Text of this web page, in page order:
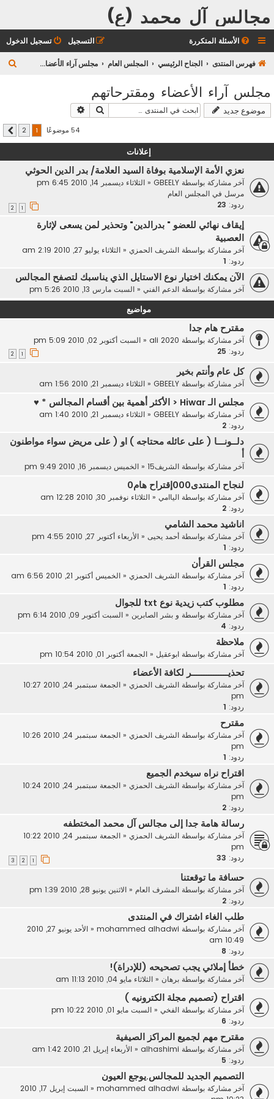
مجالس آل محمد (ع)
الأسئلة المتكررة تسجيل الدخول التسجيل
فهرس المنتدى الجناح الرئيسي المجلس العام مجلس آراء الأعضاء ومقترحاتهم
ب
مجلس آراء الأعضاء ومقترحاتهم
موضوع جديد بحث
54 موضوعًا 2 التالي
إعلانات
نعزي الأمة الإسلامية بوفاة السيد العلامة/ بدر الدين الحوثي
آخر مشاركة بواسطة GBEELY
« الثلاثاء ديسمبر 14, 2010 6:45 pm
مرسل في المجلس العام
ردود: 23
إيقاف نهائي للعضو " بدرالدين" وتحذير لمن يسعى لإثارة
العصبية
آخر مشاركة بواسطة الشريف الحمزي« الثلاثاء يوليو 27, 2010 2:19 am
ردود:
الآن يمكنك اختيار نوع الاستايل الذي يناسبك لتصفح المجالس
آخر مشاركة بواسطة الدعم الفني « السبت مارس 13, 2010 5:26 pm
مواضيع
مقترح هام جدا
آخر مشاركة بواسطة ali 2020
« السبت أكتوبر 02, 2010 5:09 pm
ردود: 25
كل عام وأنتم بخير
آخر مشاركة بواسطة GBEELY
« الثلاثاء ديسمبر 21, 2010 1:56 am
مجلس الـ Hiwar < الأكثر أهمية بين أقسام المجالس * ♥
آخر مشاركة بواسطة GBEELY
« الثلاثاء ديسمبر 21, 2010 1:40 am
ردود: 2
دلــونـــا ( على عائله محتاجه ) او ( على مريض سواء مواطنون
آخر مشاركة بواسطة الشريف15 « الخميس ديسمبر 16, 2010 9:49 pm
لنجاح المنتدى000إقتراح هام0
آخر مشاركة بواسطة الياامي « الثلاثاء نوفمبر 30, 2010 12:28 am
ردود: 2
اناشيد محمد الشامي
آخر مشاركة بواسطة أحمد يحيى « الأربعاء أكتوبر 27, 2010 4:55 pm
ردود:
مجلس القرأن
آخر مشاركة بواسطة الشريف الحمزي« الخميس أكتوبر 21, 2010 6:56 am
ردود:
مطلوب كتب زيدية نوع txt للجوال
آخر مشاركة بواسطة و بشر الصابرين« السبت أكتوبر 09, 2010 6:14 pm
ردود: 4
ملاحظة
آخر مشاركة بواسطة ابوعقيل « الجمعة أكتوبر 01, 2010 10:54 pm
تحذيـــــــــــــــر لكافة الأعضاء
آخر مشاركة بواسطة الشريف الحمزي«
الجمعة سبتمبر 24, 2010 10:27
pm
ردود:
مقترح
آخر مشاركة بواسطة الشريف الحمزي«
الجمعة سبتمبر 24, 2010 10:26
pm
ردود:
اقتراح نراه سيخدم الجميع
آخر مشاركة بواسطة الشريف الحمزي«
الجمعة سبتمبر 24, 2010 10:24
pm
ردود: 2
رسالة هامة جدا إلى مجالس آل محمد المختطفه
آخر مشاركة بواسطة الشريف الحمزي«
الجمعة سبتمبر 24, 2010 10:22
pm
ردود: 33
3
حسافة ما توقعتنا
آخر مشاركة بواسطة المشرف العام« الاثنين يونيو 28, 2010 1:39 pm
ردود: 2
طلب الغاء اشتراك في المنتدى
آخر مشاركة بواسطة mohammed alhadwi
«
الأحد يونيو 27, 2010
10:49 am
ردود: 8
خطأ إملائي يجب تصحيحه (للإدراة)!
آخر مشاركة بواسطة برهان« الثلاثاء مايو 04, 2010 11:13 am
اقتراح (تصميم مجلة الكترونيه )
آخر مشاركة بواسطة الفخي« السبت مايو 01, 2010 10:22 pm
ردود: 6
مقترح مهم لجميع المراكز الصيفية
آخر مشاركة بواسطة alhashimi
« الأربعاء إبريل 21, 2010 1:42 am
ردود: 5
التصميم الجديد للمجالس.يوجع العيون
آخر مشاركة بواسطة mohammed alhadwi
«
السبت إبريل 17, 2010